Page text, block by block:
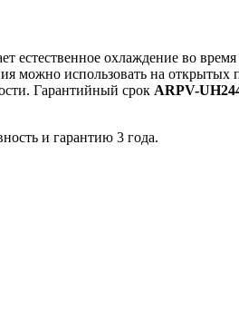
естественное охлаждение во
можно использовать на открытых
Гарантийный срок ARPV-
и гарантию 3 года.